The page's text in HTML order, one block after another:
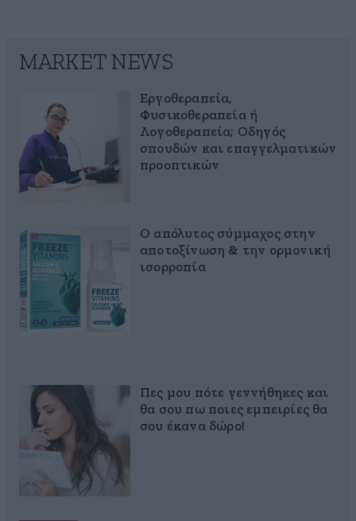
MARKET NEWS
Εργοθεραπεία,
Φυσικοθεραπεία ή
Λογοθεραπεία; Οδηγός
σπουδών και επαγγελματικών
προοπτικών
Ο απόλυτος σύμμαχος στην
αποτοξίνωση & την ορμονική
ισορροπία
Πες μου πότε γεννήθηκες και
θα σου πω ποιες εμπειρίες θα
σου έκανα δώρο!